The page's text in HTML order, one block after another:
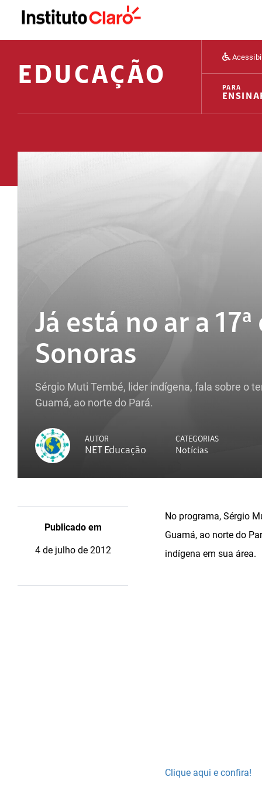
EDUCAÇÃO PARA
Já está no ar a
Sonoras
Sérgio Muti Tembé, lider indígena, fala sobre o
Guamá, ao norte do Pará.
AUTOR
NET Educação
CATEGORIAS
Notícias
Publicado em
4 de julho de 2012
No programa, Sérgio
Guamá, ao norte do
indígena em sua área.
Clique aqui e confira!